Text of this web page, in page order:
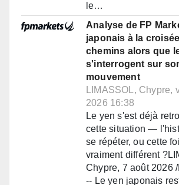
le…
Analyse de FP
japonais à la
chemins alors que
s'interrogent sur
mouvement
LIMASSOL, Chypre,
2026 16:38
Le yen s'est déjà
cette situation —
se répéter, ou cette
vraiment différent
Chypre, 7 août 2026
-- Le yen japonais